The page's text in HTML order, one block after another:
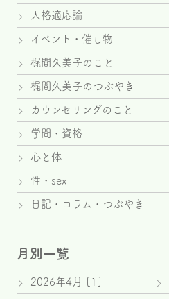
人格適応論
イベント・催し物
梶間久美子のこと
梶間久美子のつぶやき
カウンセリングのこと
学問・資格
心と体
性・sex
日記・コラム・つぶやき
月別一覧
2026年4月 [1]